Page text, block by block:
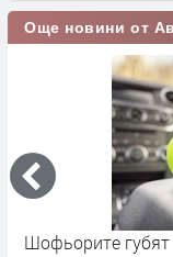
Още новини от
Шофьорите губят